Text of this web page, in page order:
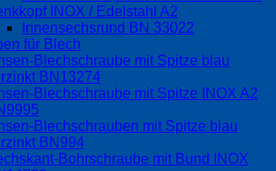
INOX / Edelstahl A2
Innensechsrund BN 33022
für Blech
Blechschraube mit Spitze blau
BN13274
Blechschraube mit Spitze INOX A2
Blechschrauben mit Spitze blau
BN994
Bohrschraube mit Bund INOX